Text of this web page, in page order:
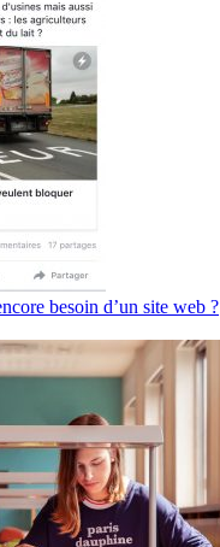
besoin d’un site web ?